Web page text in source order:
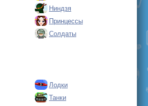
Ниндзя
Принцессы
Солдаты
Лодки
Танки